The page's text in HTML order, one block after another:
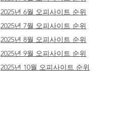
2025년 6월 오피사이트 순위
2025년 7월 오피사이트 순위
2025년 8월 오피사이트 순위
2025년 9월 오피사이트 순위
2025년 10월 오피사이트 순위